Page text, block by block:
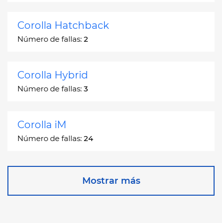
Corolla Hatchback
Número de fallas: 2
Corolla Hybrid
Número de fallas: 3
Corolla iM
Número de fallas: 24
Mostrar más